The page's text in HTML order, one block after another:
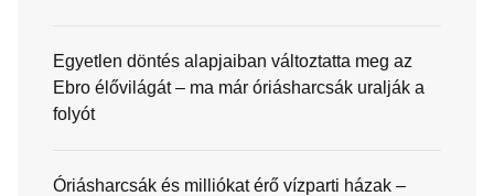
Egyetlen döntés alapjaiban változtatta meg az
Ebro élővilágát – ma már óriásharcsák uralják a
folyót
Óriásharcsák és milliókat érő vízparti házak –